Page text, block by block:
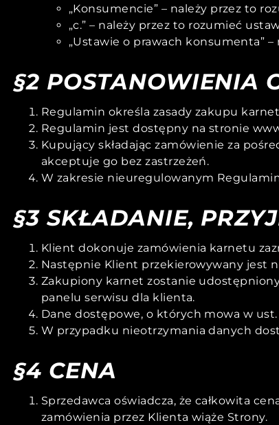
„Konsumencie” – należy przez to
„c.” – należy przez to rozumieć
„Ustawie o prawach konsumenta”
§2 POSTANOWIENIA
Regulamin określa zasady zakupu
Regulamin jest dostępny na stronie
Kupujący składając zamówienie za
akceptuje go bez zastrzeżeń.
W zakresie nieuregulowanym
§3 SKŁADANIE,
Klient dokonuje zamówienia karnetu
Następnie Klient przekierowywany jest
Zakupiony karnet zostanie
panelu serwisu dla klienta.
Dane dostępowe, o których mowa w ust.
W przypadku nieotrzymania danych
§4 CENA
Sprzedawca oświadcza, że całkowita
zamówienia przez Klienta wiąże Strony.